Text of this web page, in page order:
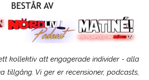
kollektiv att engagerade individer - alla
tillgång. Vi ger er recensioner, podcasts,